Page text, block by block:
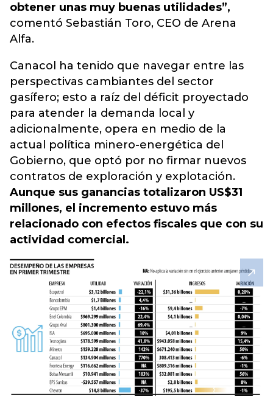
obtener unas muy buenas utilidades”,
comentó Sebastián Toro, CEO de Arena
Alfa.
Canacol ha tenido que navegar entre las
perspectivas cambiantes del sector
gasífero; esto a raíz del déficit proyectado
para atender la demanda local y
adicionalmente, opera en medio de la
actual política minero-energética del
Gobierno, que optó por no firmar nuevos
contratos de exploración y explotación.
Aunque sus ganancias totalizaron US$31
millones, el incremento estuvo más
relacionado con efectos fiscales que con su
actividad comercial.